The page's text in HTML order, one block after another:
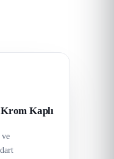
Kaplı